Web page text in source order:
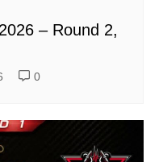
– Round 2,
0